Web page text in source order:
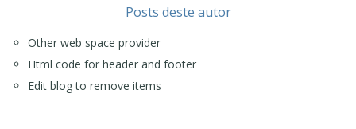
Posts deste autor
Other web space provider
Html code for header and footer
Edit blog to remove items